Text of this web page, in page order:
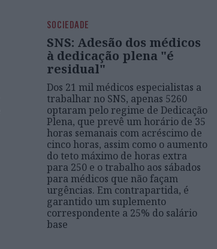
SOCIEDADE
SNS: Adesão dos médicos
à dedicação plena "é
residual"
Dos 21 mil médicos especialistas a
trabalhar no SNS, apenas 5260
optaram pelo regime de Dedicação
Plena, que prevê um horário de 35
horas semanais com acréscimo de
cinco horas, assim como o aumento
do teto máximo de horas extra
para 250 e o trabalho aos sábados
para médicos que não façam
urgências. Em contrapartida, é
garantido um suplemento
correspondente a 25% do salário
base